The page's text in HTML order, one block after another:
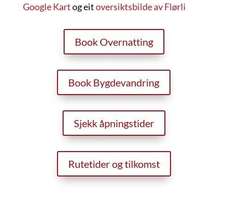
Google Kartog eitoversiktsbilde av Flørli
Book Overnatting
Book Bygdevandring
Sjekk åpningstider
Rutetider og tilkomst